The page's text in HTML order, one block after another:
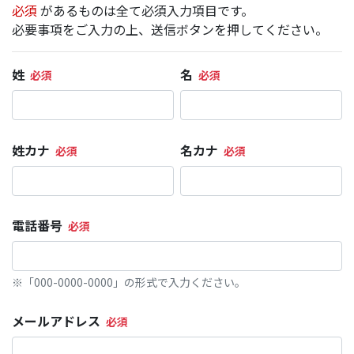
必須 があるものは全て必須入力項目です。
必要事項をご入力の上、送信ボタンを押してください。
姓 名
姓カナ 名カナ
電話番号
※「000-0000-0000」の形式で入力ください。
メールアドレス